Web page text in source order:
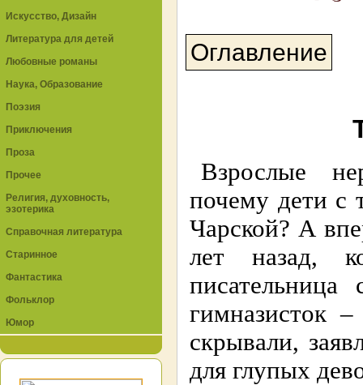
Оглавление
Взрослые
почему дети с
Чарской? А
лет назад,
писательница
гимназисток
скрывали,
для глупых
Искусство, Дизайн
Литература для детей
Любовные романы
Наука, Образование
Поэзия
Приключения
Проза
Прочее
Религия, духовность,
эзотерика
Справочная литература
Старинное
Фантастика
Фольклор
Юмор